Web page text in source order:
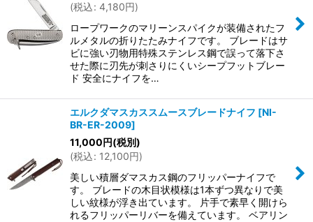
(税込: 4,180円)
ロープワークのマリーンスパイクが装備されたフ
ルメタルの折りたたみナイフです。 ブレードはサ
ビに強い刃物用特殊ステンレス鋼で誤って落下さ
せた際に刃先が刺さりにくいシープフットブレー
ド 安全にナイフを…
エルクダマスカススムースブレードナイフ [NI-
BR-ER-2009]
11,000円(税別)
(税込: 12,100円)
美しい積層ダマスカス鋼のフリッパーナイフで
す。 ブレードの木目状模様は1本ずつ異なりで美
しい紋様が浮き出ています。 片手で素早く開けら
れるフリッパーリバーを備えています。 ベアリン